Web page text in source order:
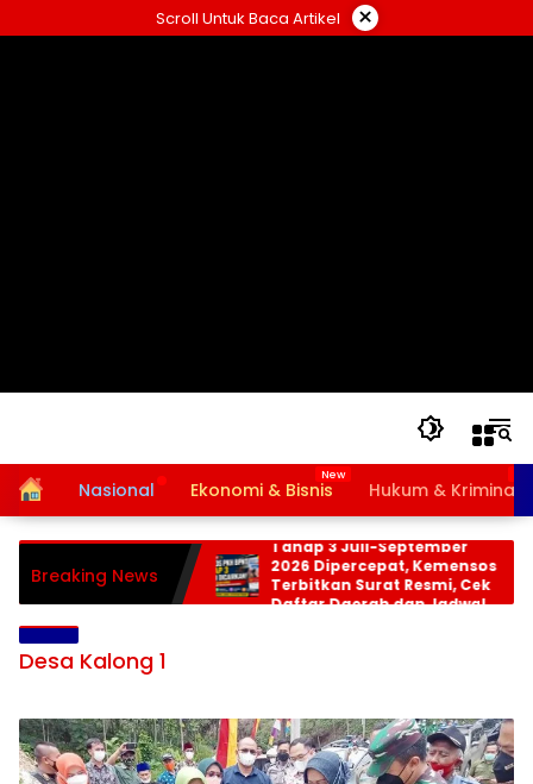
ke
Scroll Untuk Baca Artikel ×
HomeNasional Ekonomi & Bisnis Hukum & Kriminal
Breaking News
Bansos PKH dan BPNT
Tahap 3 Juli-September
2026 Dipercepat, Kemensos
Terbitkan Surat Resmi, Cek
Daftar Daerah dan Jadwal
Desa Kalong 1